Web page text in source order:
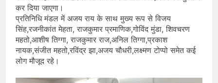
कर दिया जाएगा।
प्रतिनिधि मंडल में अजय राय के साथ मुख्य रूप से विजय
सिंह,रजनीकांत मेहता, राजकुमार प्रमाणिक,गोविंद मुंडा, शिवचरण
महतो,आशीष तिग्गा, राजकुमार राज,अनिल तिग्गा,प्रकाश
नायक,संजीत महतो,रविंद्र झा,अजय चौधरी,लक्ष्मण टोप्पो समेत कई
लोग मौजूद रहे।